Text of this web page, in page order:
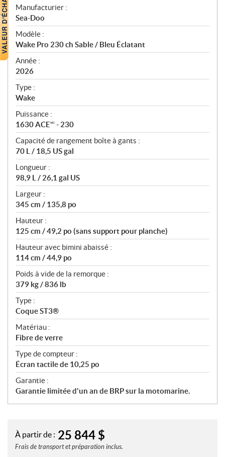
S
p
é
c
i
f
i
c
a
t
i
o
n
s
Manufacturier :
Sea-Doo
Modèle :
Wake Pro 230 ch Sable / Bleu Éclatant
Année :
2026
Type :
Wake
Puissance :
1630 ACE🅪 - 230
Capacité de rangement boîte à gants :
70 L / 18,5 US gal
Longueur :
98,9 L / 26,1 gal US
Largeur :
345 cm / 135,8 po
Hauteur :
125 cm / 49,2 po (sans support pour planche)
Hauteur avec bimini abaissé :
114 cm / 44,9 po
Poids à vide de la remorque :
379 kg / 836 lb
Type :
Coque ST3®
Matériau :
Fibre de verre
Type de compteur :
Écran tactile de 10,25 po
Garantie :
Garantie limitée d'un an de BRP sur la motomarine.
À partir de : 25 844 $
Frais de transport et préparation inclus.